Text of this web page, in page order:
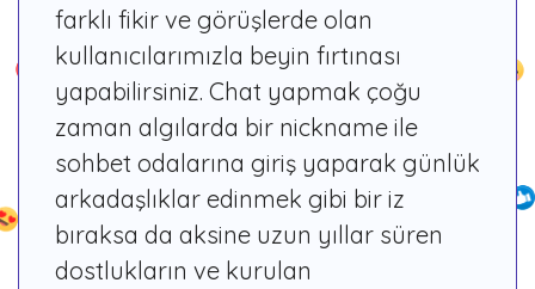
farklı fikir ve görüşlerde olan
kullanıcılarımızla beyin fırtınası
yapabilirsiniz. Chat yapmak çoğu
zaman algılarda bir nickname ile
sohbet odalarına giriş yaparak günlük
arkadaşlıklar edinmek gibi bir iz
bıraksa da aksine uzun yıllar süren
dostlukların ve kurulan